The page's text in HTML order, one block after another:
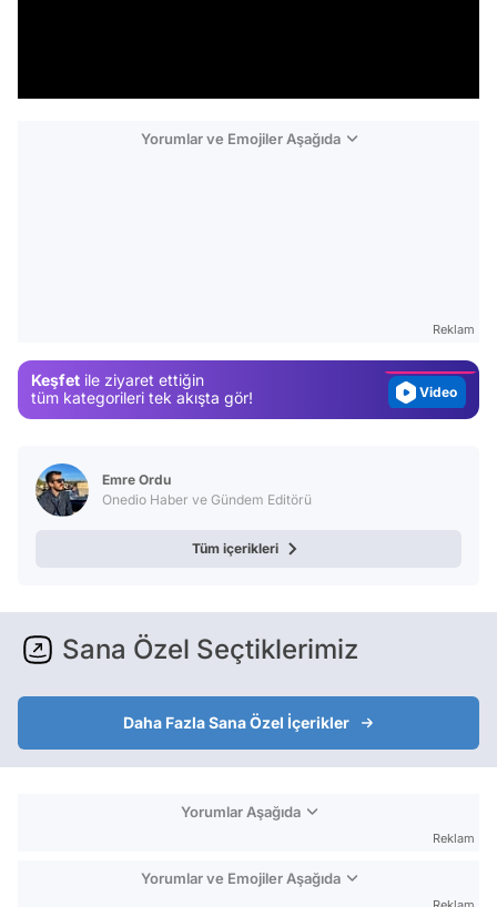
Yorumlar ve Emojiler Aşağıda
Reklam
Keşfet ile ziyaret ettiğin
tüm kategorileri tek akışta gör!
Video
Emre Ordu
Onedio Haber ve Gündem Editörü
Tüm içerikleri
Sana Özel Seçtiklerimiz
Daha Fazla Sana Özel İçerikler
Yorumlar Aşağıda
Reklam
Yorumlar ve Emojiler Aşağıda